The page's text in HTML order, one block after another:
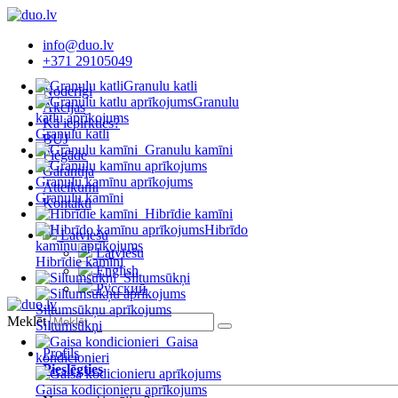
info@duo.lv
+371 29105049
Noderīgi
Akcijas
Kā iepirkties?
BUJ
Piegāde
Garantija
Atteikumi
Kontakti
Latviešu
Latviešu
English
Русский
Granulu katli
Granulu
katlu aprīkojums
Granulu katli
Granulu kamīni
Granulu kamīnu aprīkojums
Granulu kamīni
Hibrīdie kamīni
Hibrīdo
kamīnu aprīkojums
Hibrīdie kamīni
Siltumsūkņi
Siltumsūkņu aprīkojums
Siltumsūkņi
Gaisa
kondicionieri
Gaisa kodicionieru aprīkojums
Meklēt
Profils
Pieslēgties